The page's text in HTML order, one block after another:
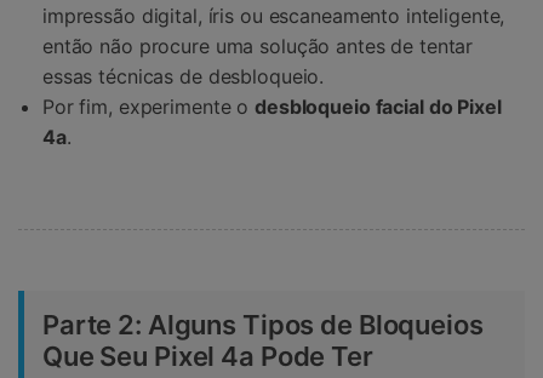
impressão digital, íris ou escaneamento inteligente,
então não procure uma solução antes de tentar
essas técnicas de desbloqueio.
Por fim, experimente odesbloqueio facial do Pixel
4a.
Parte 2: Alguns Tipos de Bloqueios
Que Seu Pixel 4a Pode Ter